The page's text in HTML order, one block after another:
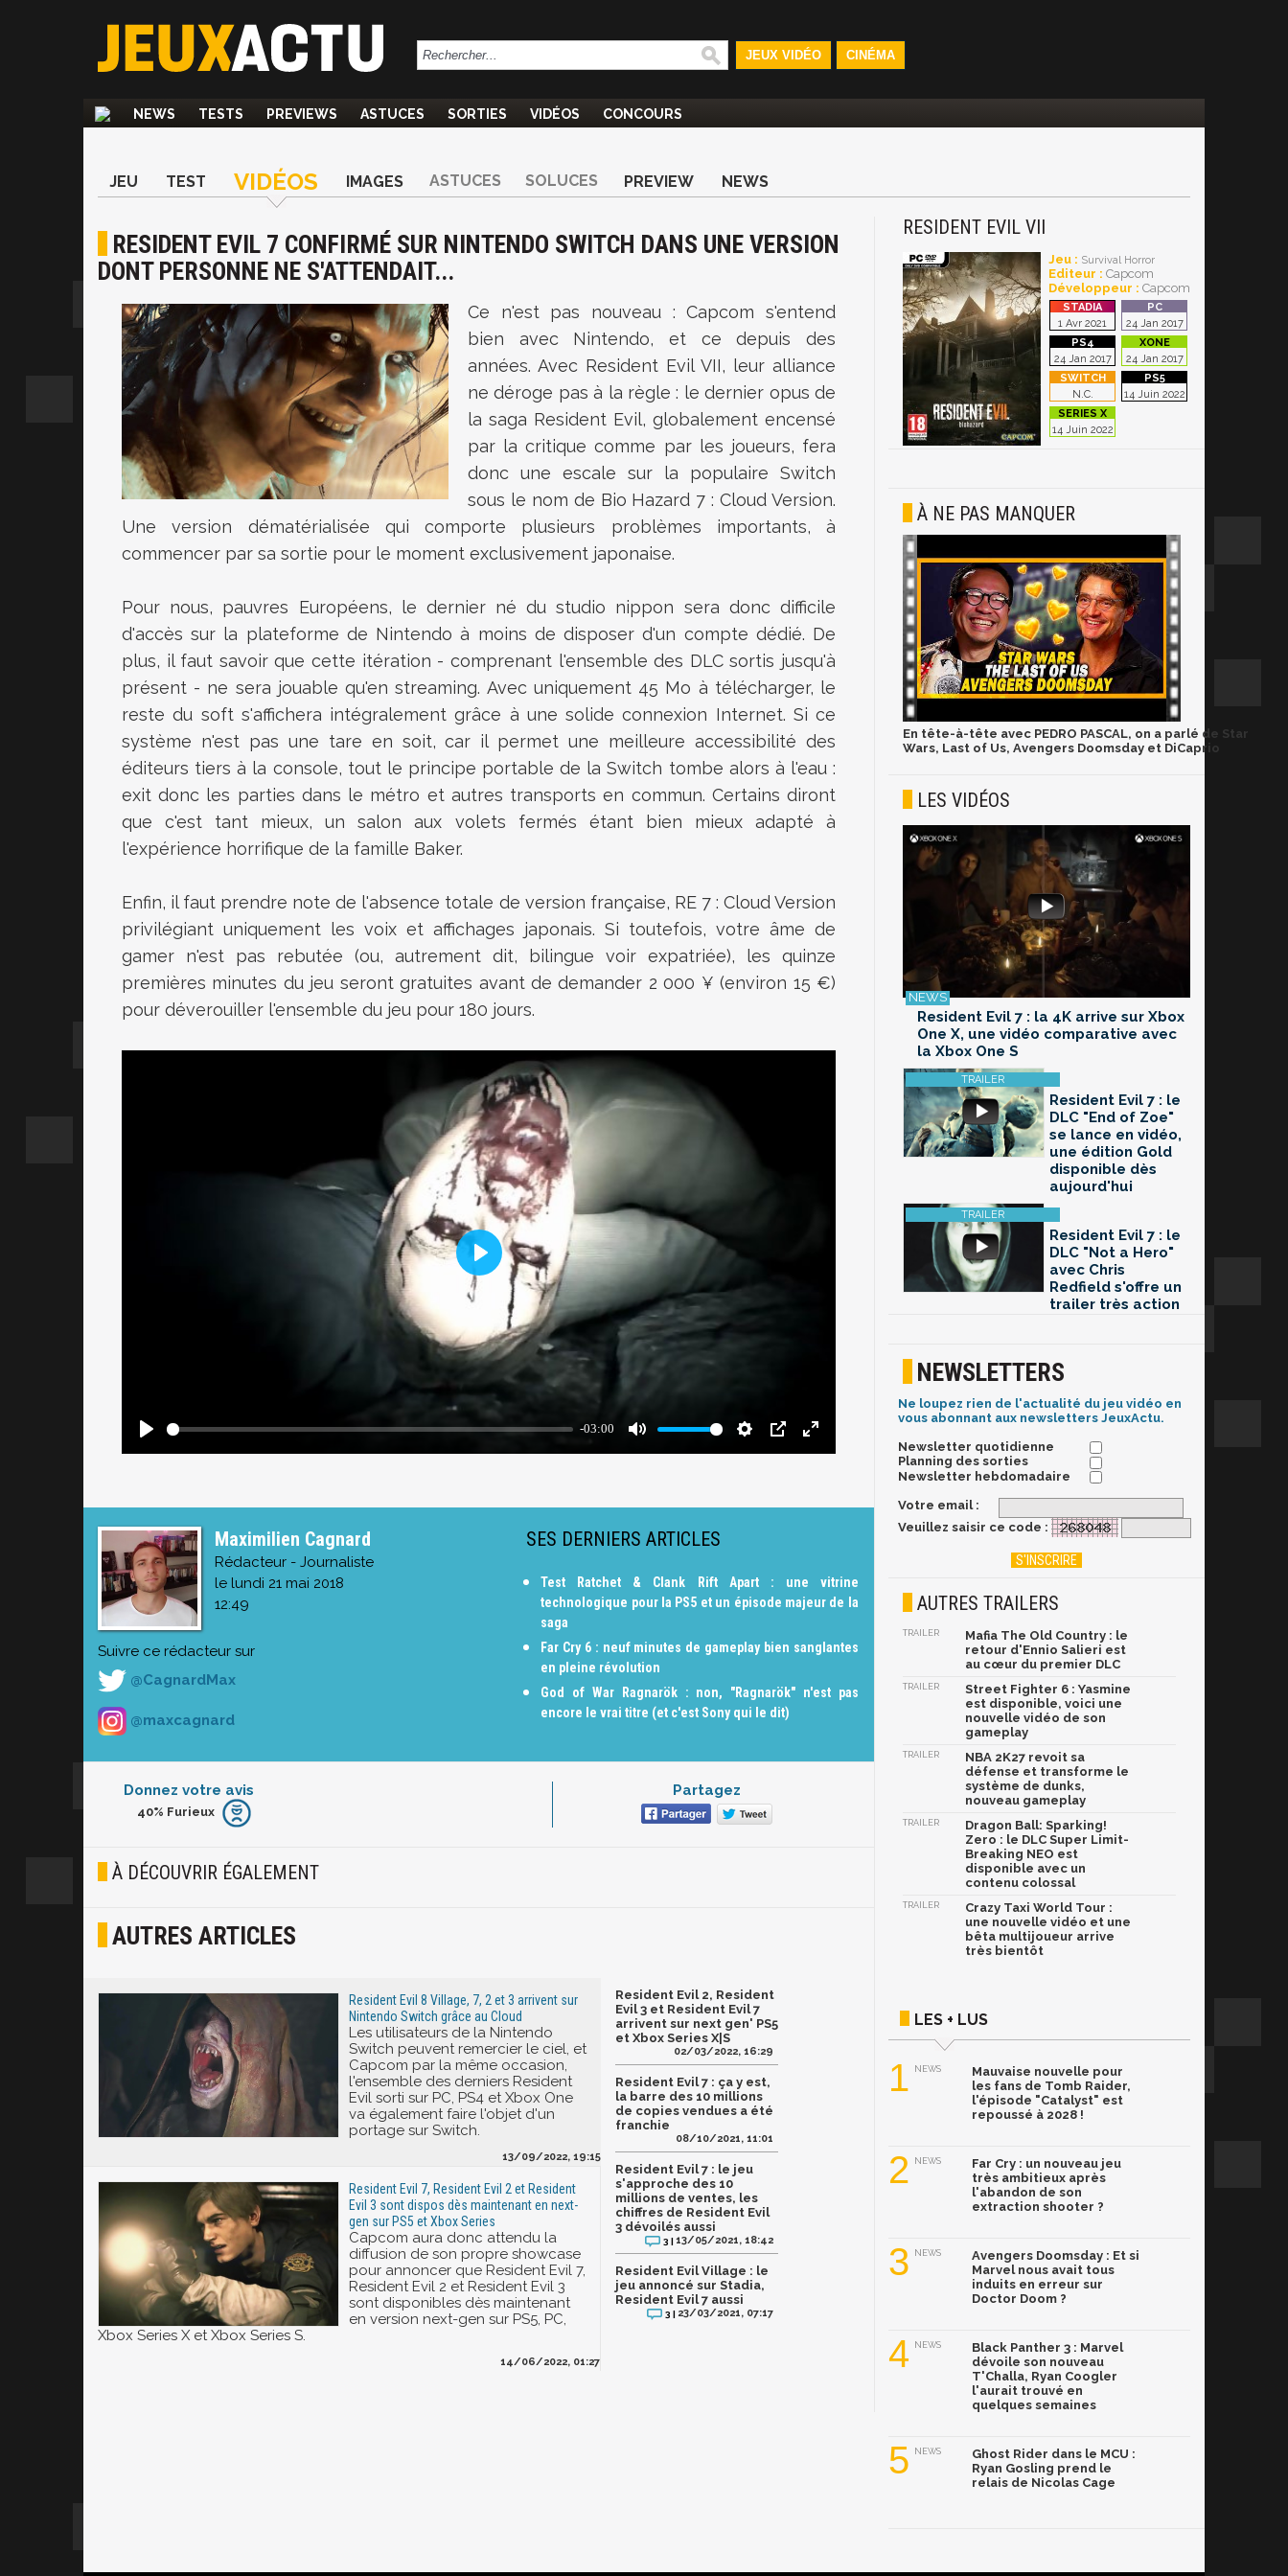
JEUX VIDÉO CINÉMA
NEWS TESTS PREVIEWS ASTUCES SORTIES VIDÉOS CONCOURS
JEU TEST VIDÉOS IMAGES ASTUCES SOLUCES PREVIEW NEWS
RESIDENT EVIL 7 CONFIRMÉ SUR NINTENDO SWITCH DANS UNE VERSION
DONT PERSONNE NE S'ATTENDAIT...
Ce n'est pas nouveau : Capcom s'entend
bien avec Nintendo, et ce depuis des
années. Avec Resident Evil VII, leur alliance
ne déroge pas à la règle : le dernier opus de
la saga Resident Evil, globalement encensé
par la critique comme par les joueurs, fera
donc une escale sur la populaire Switch
sous le nom de Bio Hazard 7 : Cloud Version.
Une version dématérialisée qui comporte plusieurs problèmes importants, à
commencer par sa sortie pour le moment exclusivement japonaise.
Pour nous, pauvres Européens, le dernier né du studio nippon sera donc difficile
d'accès sur la plateforme de Nintendo à moins de disposer d'un compte dédié. De
plus, il faut savoir que cette itération - comprenant l'ensemble des DLC sortis jusqu'à
présent - ne sera jouable qu'en streaming. Avec uniquement 45 Mo à télécharger, le
reste du soft s'affichera intégralement grâce à une solide connexion Internet. Si ce
système n'est pas une tare en soit, car il permet une meilleure accessibilité des
éditeurs tiers à la console, tout le principe portable de la Switch tombe alors à l'eau :
exit donc les parties dans le métro et autres transports en commun. Certains diront
que c'est tant mieux, un salon aux volets fermés étant bien mieux adapté à
l'expérience horrifique de la famille Baker.
Enfin, il faut prendre note de l'absence totale de version française, RE 7 : Cloud Version
privilégiant uniquement les voix et affichages japonais. Si toutefois, votre âme de
gamer n'est pas rebutée (ou, autrement dit, bilingue voir expatriée), les quinze
premières minutes du jeu seront gratuites avant de demander 2 000 ¥ (environ 15 €)
pour déverouiller l'ensemble du jeu pour 180 jours.
Maximilien Cagnard
Rédacteur - Journaliste
le lundi 21 mai 2018
12:49
Suivre ce rédacteur sur
@CagnardMax
@maxcagnard
SES DERNIERS ARTICLES
Test Ratchet & Clank Rift Apart : une vitrine
technologique pour la PS5 et un épisode majeur de la
saga
Far Cry 6 : neuf minutes de gameplay bien sanglantes
en pleine révolution
God of War Ragnarök : non, "Ragnarök" n'est pas
encore le vrai titre (et c'est Sony qui le dit)
Donnez votre avis
Furieux
Joyeux
40% Furieux
Partagez
À DÉCOUVRIR ÉGALEMENT
AUTRES ARTICLES
Resident Evil 8 Village, 7, 2 et 3 arrivent sur
Nintendo Switch grâce au Cloud
Les utilisateurs de la Nintendo
Switch peuvent remercier le ciel, et
Capcom par la même occasion,
l'ensemble des derniers Resident
Evil sorti sur PC, PS4 et Xbox One
va également faire l'objet d'un
portage sur Switch.
13/09/2022, 19:15
Resident Evil 7, Resident Evil 2 et Resident
Evil 3 sont dispos dès maintenant en next-
gen sur PS5 et Xbox Series
Capcom aura donc attendu la
diffusion de son propre showcase
pour annoncer que Resident Evil 7,
Resident Evil 2 et Resident Evil 3
sont disponibles dès maintenant
en version next-gen sur PS5, PC,
Xbox Series X et Xbox Series S.
14/06/2022, 01:27
Resident Evil 2, Resident
Evil 3 et Resident Evil 7
arrivent sur next gen' PS5
et Xbox Series X|S
02/03/2022, 16:29
Resident Evil 7 : ça y est,
la barre des 10 millions
de copies vendues a été
franchie
08/10/2021, 11:01
Resident Evil 7 : le jeu
s'approche des 10
millions de ventes, les
chiffres de Resident Evil
3 dévoilés aussi
3 |13/05/2021, 18:42
Resident Evil Village : le
jeu annoncé sur Stadia,
Resident Evil 7 aussi
3 | 23/03/2021, 07:17
RESIDENT EVIL VII
Jeu : Survival Horror
Editeur : Capcom
Développeur : Capcom
1 Avr 2021 24 Jan 2017
24 Jan 2017 24 Jan 2017
N.C. 14 Juin 2022
14 Juin 2022
À NE PAS MANQUER
En tête-à-tête avec PEDRO PASCAL, on a parlé de Star
Wars, Last of Us, Avengers Doomsday et DiCaprio
LES VIDÉOS
Resident Evil 7 : la 4K arrive sur Xbox
One X, une vidéo comparative avec
la Xbox One S
Resident Evil 7 : le
DLC "End of Zoe"
se lance en vidéo,
une édition Gold
disponible dès
aujourd'hui
Resident Evil 7 : le
DLC "Not a Hero"
avec Chris
Redfield s'offre un
trailer très action
NEWSLETTERS
Ne loupez rien de l'actualité du jeu vidéo en
vous abonnant aux newsletters JeuxActu.
Newsletter quotidienne
Planning des sorties
Newsletter hebdomadaire
Votre email :
Veuillez saisir ce code :
AUTRES TRAILERS
TRAILER
Mafia The Old Country : le
retour d'Ennio Salieri est
au cœur du premier DLC
TRAILER
Street Fighter 6 : Yasmine
est disponible, voici une
nouvelle vidéo de son
gameplay
TRAILER
NBA 2K27 revoit sa
défense et transforme le
système de dunks,
nouveau gameplay
TRAILER
Dragon Ball: Sparking!
Zero : le DLC Super Limit-
Breaking NEO est
disponible avec un
contenu colossal
TRAILER
Crazy Taxi World Tour :
une nouvelle vidéo et une
bêta multijoueur arrive
très bientôt
LES + LUS
1 NEWS
Mauvaise nouvelle pour
les fans de Tomb Raider,
l'épisode "Catalyst" est
repoussé à 2028 !
2 NEWS
Far Cry : un nouveau jeu
très ambitieux après
l'abandon de son
extraction shooter ?
3 NEWS
Avengers Doomsday : Et si
Marvel nous avait tous
induits en erreur sur
Doctor Doom ?
4 NEWS
Black Panther 3 : Marvel
dévoile son nouveau
T'Challa, Ryan Coogler
l'aurait trouvé en
quelques semaines
5 NEWS
Ghost Rider dans le MCU :
Ryan Gosling prend le
relais de Nicolas Cage